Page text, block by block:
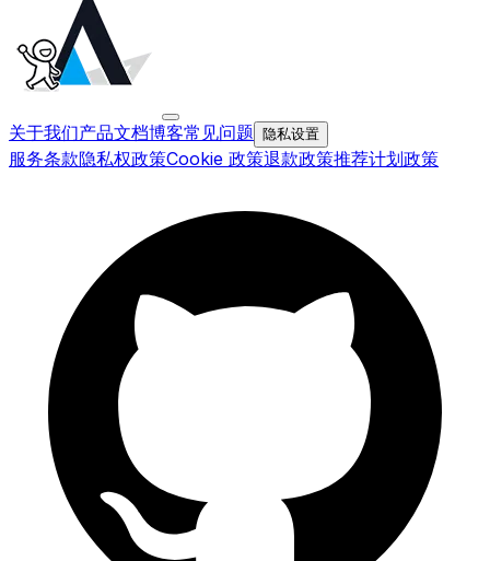
关于我们产品文档博客常见问题 隐私设置
服务条款隐私权政策Cookie 政策退款政策推荐计划政策